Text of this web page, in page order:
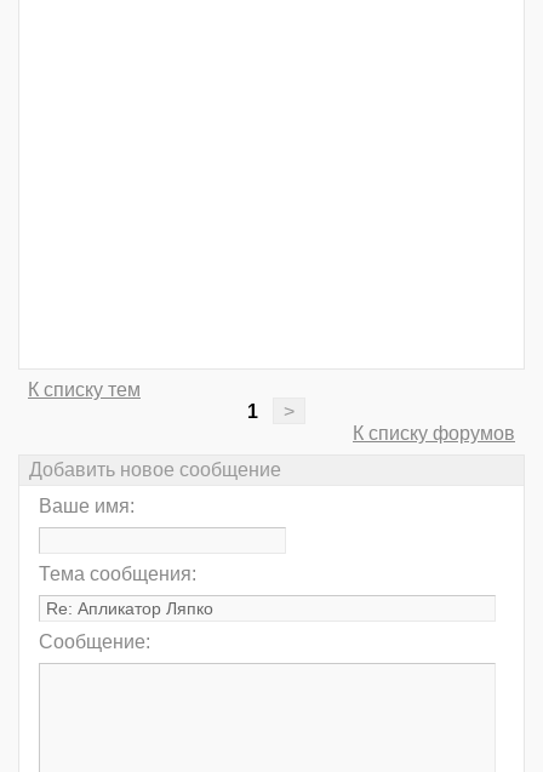
К списку тем
1
>
К списку форумов
Добавить новое сообщение
Ваше имя:
Тема сообщения:
Сообщение: